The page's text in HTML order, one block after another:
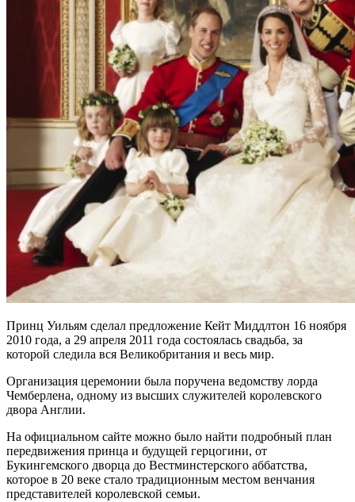
Принц Уильям сделал предложение Кейт Миддлтон 16 ноября
2010 года, а 29 апреля 2011 года состоялась свадьба, за
которой следила вся Великобритания и весь мир.
Организация церемонии была поручена ведомству лорда
Чемберлена, одному из высших служителей королевского
двора Англии.
На официальном сайте можно было найти подробный план
передвижения принца и будущей герцогини, от
Букингемского дворца до Вестминстерского аббатства,
которое в 20 веке стало традиционным местом венчания
представителей королевской семьи.